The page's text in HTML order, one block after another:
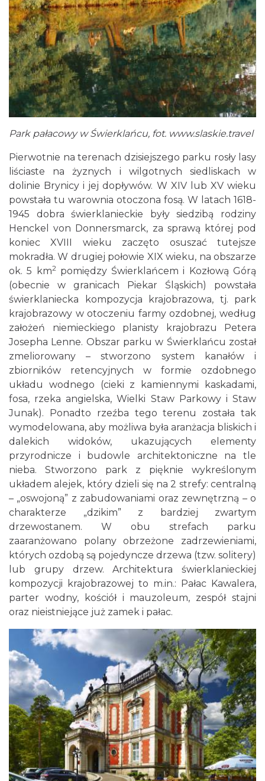
Park pałacowy w Świerklańcu, fot. www.slaskie.travel
Pierwotnie na terenach dzisiejszego parku rosły lasy
liściaste na żyznych i wilgotnych siedliskach w
dolinie Brynicy i jej dopływów. W XIV lub XV wieku
powstała tu warownia otoczona fosą. W latach 1618-
1945 dobra świerklanieckie były siedzibą rodziny
Henckel von Donnersmarck, za sprawą której pod
koniec XVIII wieku zaczęto osuszać tutejsze
mokradła. W drugiej połowie XIX wieku, na obszarze
ok. 5 km2pomiędzy Świerklańcem i Kozłową Górą
(obecnie w granicach Piekar Śląskich) powstała
świerklaniecka kompozycja krajobrazowa, tj. park
krajobrazowy w otoczeniu farmy ozdobnej, według
założeń niemieckiego planisty krajobrazu Petera
Josepha Lenne. Obszar parku w Świerklańcu został
zmeliorowany – stworzono system kanałów i
zbiorników retencyjnych w formie ozdobnego
układu wodnego (cieki z kamiennymi kaskadami,
fosa, rzeka angielska, Wielki Staw Parkowy i Staw
Junak). Ponadto rzeźba tego terenu została tak
wymodelowana, aby możliwa była aranżacja bliskich i
dalekich widoków, ukazujących elementy
przyrodnicze i budowle architektoniczne na tle
nieba. Stworzono park z pięknie wykreślonym
układem alejek, który dzieli się na 2 strefy: centralną
– „oswojoną” z zabudowaniami oraz zewnętrzną – o
charakterze „dzikim” z bardziej zwartym
drzewostanem. W obu strefach parku
zaaranżowano polany obrzeżone zadrzewieniami,
których ozdobą są pojedyncze drzewa (tzw. solitery)
lub grupy drzew. Architektura świerklanieckiej
kompozycji krajobrazowej to m.in.: Pałac Kawalera,
parter wodny, kościół i mauzoleum, zespół stajni
oraz nieistniejące już zamek i pałac.